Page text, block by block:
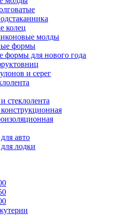
колец
молды
формы
формы для нового года
и серег
стеклолента
авто
лодки